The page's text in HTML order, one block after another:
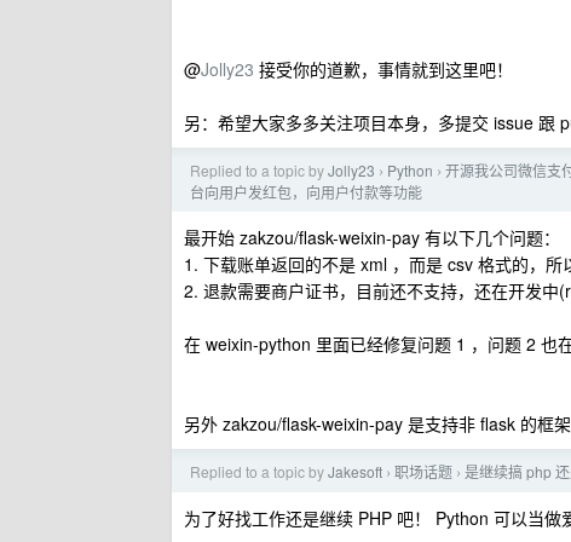
@Jolly23 接受你的道歉，事情就到这里吧！
另：希望大家多多关注项目本身，多提交 issue 跟
Replied to a topic byJolly23 › Python › 开源我公司微信支
台向用户发红包，向用户付款等功能
最开始 zakzou/flask-weixin-pay 有以下几个问题：
1. 下载账单返回的不是 xml ，而是 csv 格式的，
2. 退款需要商户证书，目前还不支持，还在开发中
在 weixin-python 里面已经修复问题 1 ，问题 2 也
另外 zakzou/flask-weixin-pay 是支持非 flask 的框
Replied to a topic byJakesoft › 职场话题 › 是继续搞 php
为了好找工作还是继续 PHP 吧！ Python 可以当做